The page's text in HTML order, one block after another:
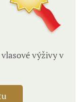
výživy v